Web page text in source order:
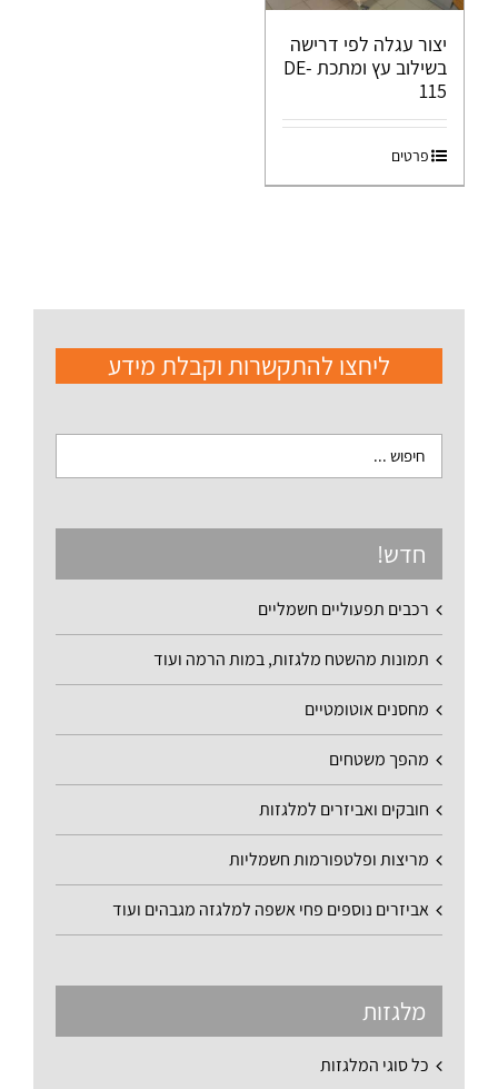
יצור עגלה לפי דרישה
בשילוב עץ ומתכת DE-
115
פרטים
ליחצו להתקשרות וקבלת מידע
חדש!
רכבים תפעוליים חשמליים
תמונות מהשטח מלגזות, במות הרמה ועוד
מחסנים אוטומטיים
מהפך משטחים
חובקים ואביזרים למלגזות
מריצות ופלטפורמות חשמליות
אביזרים נוספים פחי אשפה למלגזה מגבהים ועוד
מלגזות
כל סוגי המלגזות